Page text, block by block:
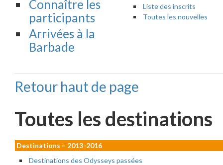
Connaître les
participants
Arrivées à la
Barbade
Liste des inscrits
Toutes les nouvelles
Retour haut de page
Toutes les destinations
Destinations – 2013-2016
Destinations des Odysseys passées